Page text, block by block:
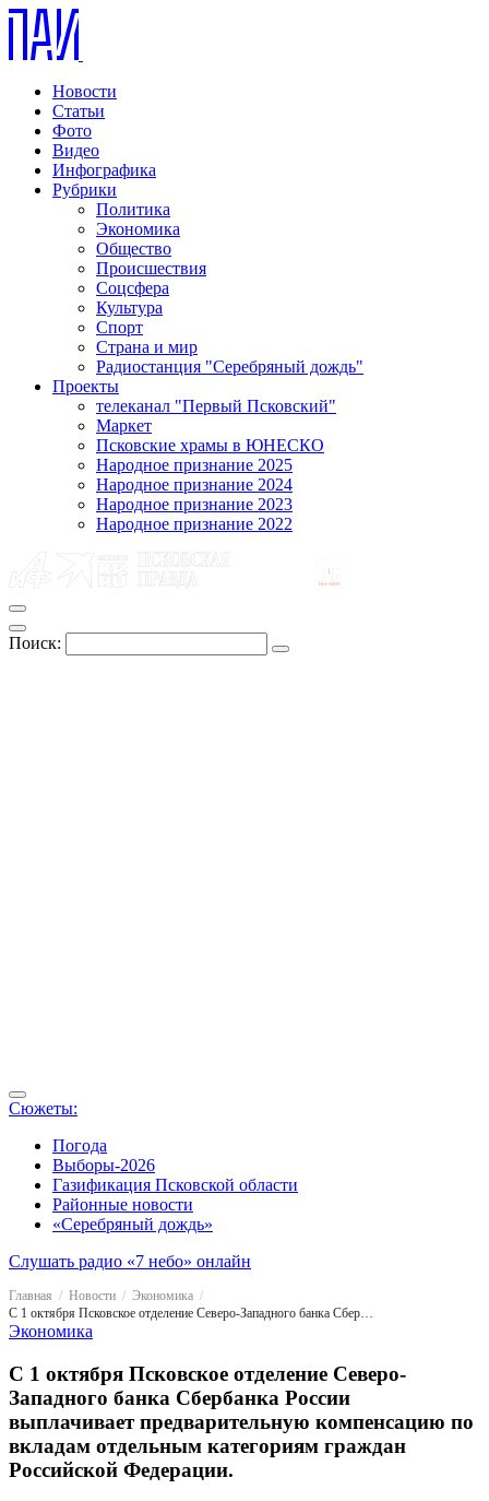
Новости
Статьи
Фото
Видео
Инфографика
Рубрики
Политика
Экономика
Общество
Происшествия
Соцсфера
Культура
Спорт
Страна и мир
Радиостанция "Серебряный дождь"
Проекты
телеканал "Первый Псковский"
Маркет
Псковские храмы в ЮНЕСКО
Народное признание 2025
Народное признание 2024
Народное признание 2023
Народное признание 2022
Поиск:
Сюжеты:
Погода
Выборы-2026
Газификация Псковской области
Районные новости
«Серебряный дождь»
Слушать радио «7 небо» онлайн
Главная Новости
Экономика
С 1 октября Псковское отделение Северо-Западного банка Сбербанка России выплачивает предварительную компенсацию по вкладам отдельным категориям граждан Российской Федерации.
Экономика
С 1 октября Псковское отделение Северо-
Западного банка Сбербанка России
выплачивает предварительную компенсацию по
вкладам отдельным категориям граждан
Российской Федерации.